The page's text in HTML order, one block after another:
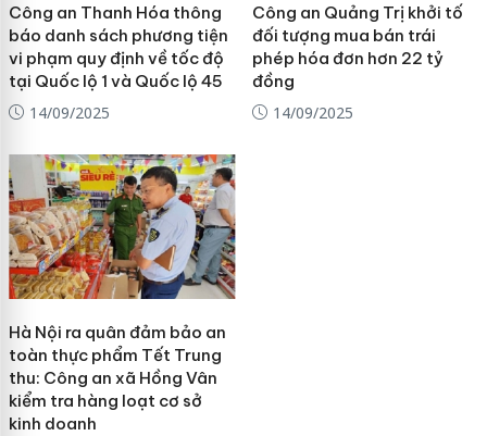
Công an Thanh Hóa thông
báo danh sách phương tiện
vi phạm quy định về tốc độ
tại Quốc lộ 1 và Quốc lộ 45
14/09/2025
Công an Quảng Trị khởi tố
đối tượng mua bán trái
phép hóa đơn hơn 22 tỷ
đồng
14/09/2025
Hà Nội ra quân đảm bảo an
toàn thực phẩm Tết Trung
thu: Công an xã Hồng Vân
kiểm tra hàng loạt cơ sở
kinh doanh